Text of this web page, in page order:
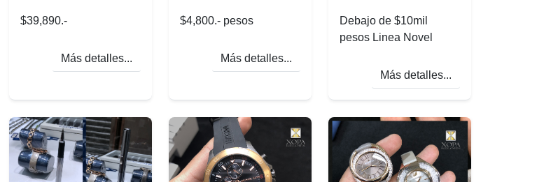
$39,890.-
Más detalles...
$4,800.- pesos
Más detalles...
Debajo de $10mil
pesos Linea Novel
Más detalles...